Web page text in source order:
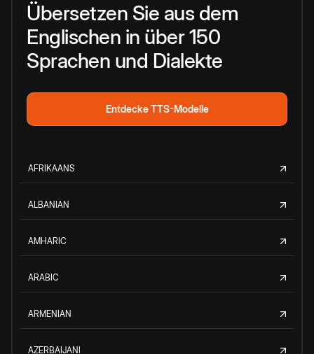
Übersetzen Sie aus dem
Englischen in über 150
Sprachen und Dialekte
Entdecke TTS-Modelle
AFRIKAANS
ALBANIAN
AMHARIC
ARABIC
ARMENIAN
AZERBAIJANI